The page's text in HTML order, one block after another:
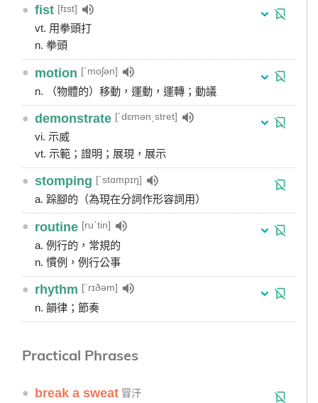
● fist [fɪst]
vt. 用拳頭打
n. 拳頭
● motion [ˋmoʃən]
n. （物體的）移動，運動，運轉；動議
● demonstrate [ˋdɛmən͵stret]
vi. 示威
vt. 示範；證明；展現，展示
● stomping [ˋstɑmpɪŋ]
a. 跺腳的（為現在分詞作形容詞用）
● routine [ruˋtin]
a. 例行的，常規的
n. 慣例，例行公事
● rhythm [ˋrɪðəm]
n. 韻律；節奏
Practical Phrases
● break a sweat 冒汗